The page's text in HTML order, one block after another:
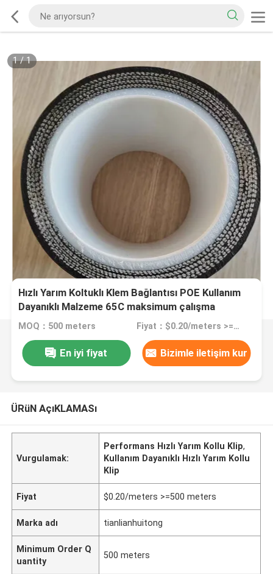
1/1
Hızlı Yarım Koltuklı Klem Bağlantısı POE Kullanım
Dayanıklı Malzeme 65C maksimum çalışma
sıcaklığı ve Performans
MOQ：500 meters Fiyat：$0.20/meters >=500 meters
En iyi fiyat Bizimle iletişim kur
ÜRüN AçıKLAMASı
Vurgulamak:
Performans Hızlı Yarım Kollu Klip,
Kullanım Dayanıklı Hızlı Yarım Kollu
Klip
Fiyat $0.20/meters >=500 meters
Marka adı tianlianhuitong
Minimum Order Q
uantity
500 meters